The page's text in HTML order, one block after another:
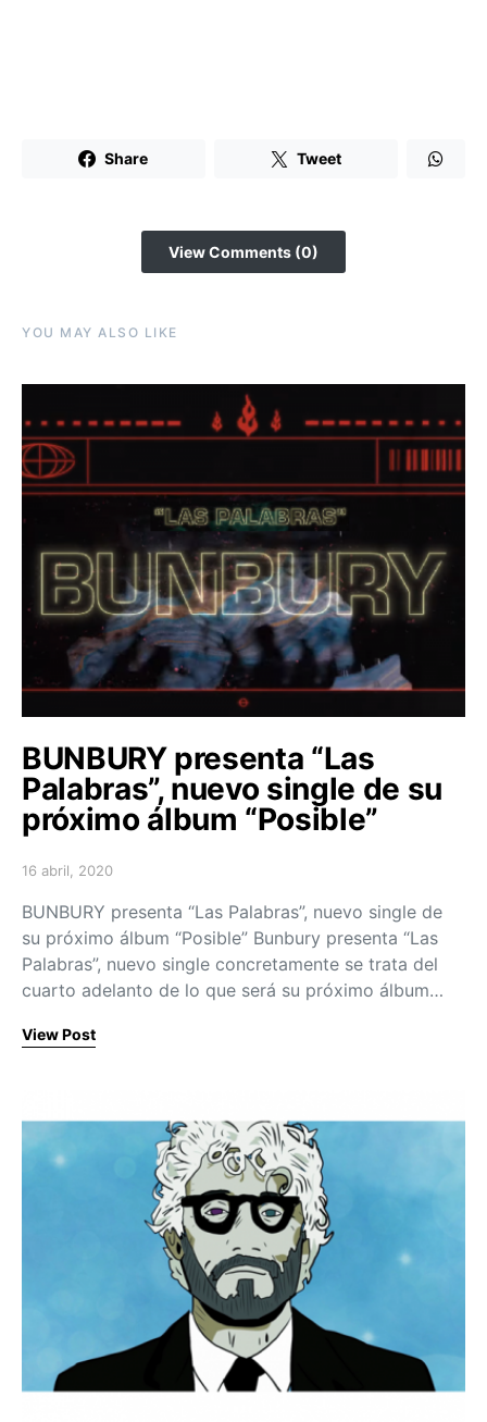
Share Tweet
View Comments (0)
YOU MAY ALSO LIKE
BUNBURY presenta “Las
Palabras”, nuevo single de su
próximo álbum “Posible”
Posted on
16 abril, 2020
BUNBURY presenta “Las Palabras”, nuevo single de
su próximo álbum “Posible” Bunbury presenta “Las
Palabras”, nuevo single concretamente se trata del
cuarto adelanto de lo que será su próximo álbum…
View Post